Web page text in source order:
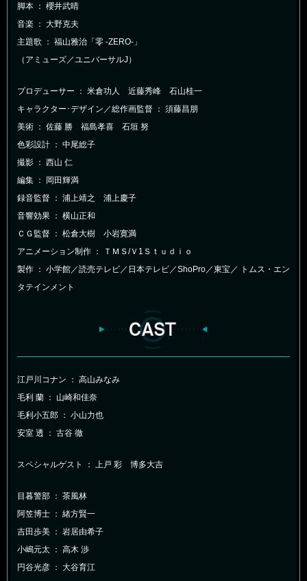
脚本 ： 櫻井武晴
音楽 ： 大野克夫
主題歌 ： 福山雅治「零 -ZERO-」
（アミューズ／ユニバーサルJ）
プロデューサー ： 米倉功人 近藤秀峰 石山桂一
キャラクター･デザイン／総作画監督 ： 須藤昌朋
美術 ： 佐藤 勝 福島孝喜 石垣 努
色彩設計 ： 中尾総子
撮影 ： 西山 仁
編集 ： 岡田輝満
録音監督 ： 浦上靖之 浦上慶子
音響効果 ： 横山正和
ＣＧ監督 ： 松倉大樹 小岩寛満
アニメーション制作 ： ＴＭＳ/Ｖ1Ｓｔｕｄｉｏ
製作 ： 小学館／読売テレビ／日本テレビ／ShoPro／東宝／
トムス・エン
タテインメント
江戸川コナン ： 高山みなみ
毛利 蘭 ： 山崎和佳奈
毛利小五郎 ： 小山力也
安室 透 ： 古谷 徹
スペシャルゲスト ： 上戸 彩 博多大吉
目暮警部 ： 茶風林
阿笠博士 ： 緒方賢一
吉田歩美 ： 岩居由希子
小嶋元太 ： 高木 渉
円谷光彦 ： 大谷育江